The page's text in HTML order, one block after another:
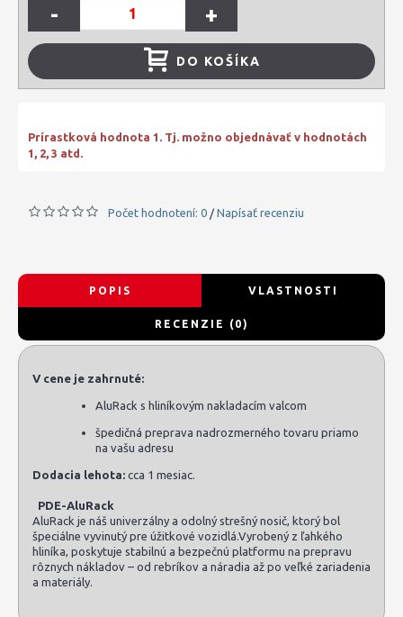
- +
DO KOŠÍKA
Prírastková hodnota 1. Tj. možno objednávať v hodnotách
1, 2, 3 atd.
Počet hodnotení: 0 / Napísať recenziu
POPIS VLASTNOSTI
RECENZIE (0)
V cene je zahrnuté:
AluRack s hliníkovým nakladacím valcom
špedičná preprava nadrozmerného tovaru priamo
na vašu adresu
Dodacia lehota: cca 1 mesiac.
PDE-AluRack
AluRack je náš univerzálny a odolný strešný nosič, ktorý bol
špeciálne vyvinutý pre úžitkové vozidlá.Vyrobený z ľahkého
hliníka, poskytuje stabilnú a bezpečnú platformu na prepravu
rôznych nákladov – od rebríkov a náradia až po veľké zariadenia
a materiály.